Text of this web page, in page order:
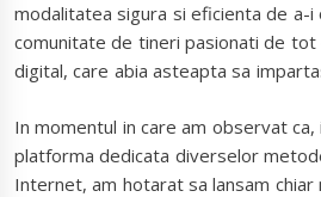
modalitatea sigura si eficienta de a-i
comunitate de tineri pasionati de tot
digital, care abia asteapta sa
In momentul in care am observat ca,
platforma dedicata diverselor
Internet, am hotarat sa lansam chiar